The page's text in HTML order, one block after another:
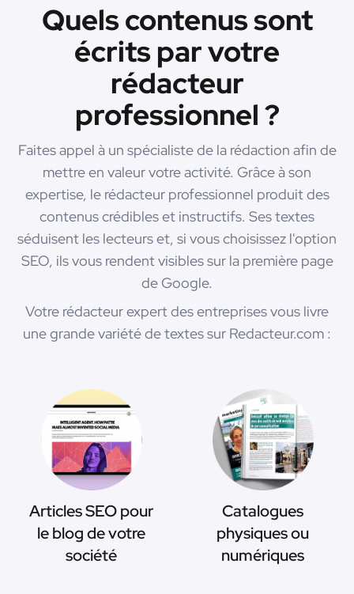
Quels contenus sont
écrits par votre
rédacteur
professionnel ?
Faites appel à un spécialiste de la rédaction afin de
mettre en valeur votre activité. Grâce à son
expertise, le rédacteur professionnel produit des
contenus crédibles et instructifs. Ses textes
séduisent les lecteurs et, si vous choisissez l'option
SEO, ils vous rendent visibles sur la première page
de Google.
Votre rédacteur expert des entreprises vous livre
une grande variété de textes sur Redacteur.com :
Articles SEO pour
le blog de votre
société
Catalogues
physiques ou
numériques